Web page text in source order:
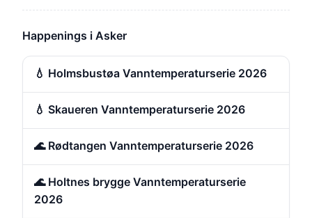
Happenings i Asker
💧 Holmsbustøa Vanntemperaturserie 2026
💧 Skaueren Vanntemperaturserie 2026
🌊 Rødtangen Vanntemperaturserie 2026
🌊 Holtnes brygge Vanntemperaturserie
2026